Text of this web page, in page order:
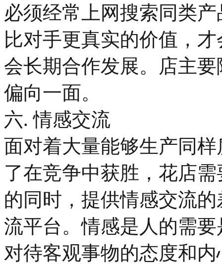
必须经常上网搜索同类
比对手更真实的价值，
会长期合作发展。店主
偏向一面。
六. 情感交流
面对着大量能够生产同
了在竞争中获胜，花店
的同时，提供情感交流
流平台。情感是人的需
对待客观事物的态度和